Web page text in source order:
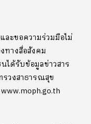
ะขอความร่วมมือไม่
ทางสื่อสังคม
ได้รับข้อมูลข่าวสาร
วงสาธารณสุข